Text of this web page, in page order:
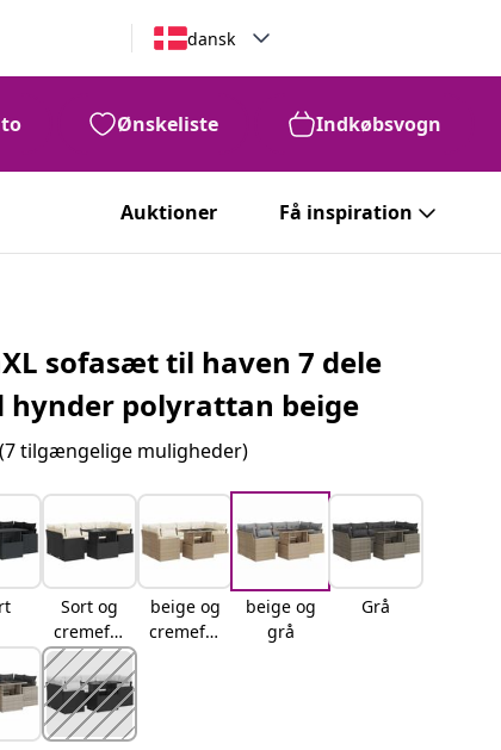
dansk
Ønskeliste Indkøbsvogn
Auktioner Få inspiration
sofasæt til haven 7 dele
hynder polyrattan beige
(7 tilgængelige muligheder)
Sort og
cremefar
vet
beige og
cremefar
beige og
grå
Grå